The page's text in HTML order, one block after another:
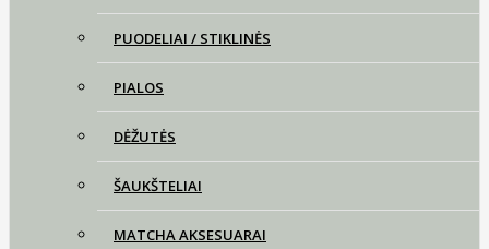
PUODELIAI / STIKLINĖS
PIALOS
DĖŽUTĖS
ŠAUKŠTELIAI
MATCHA AKSESUARAI